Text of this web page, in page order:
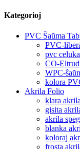
Kategorioj
PVC Ŝaŭma
PVC-
pvc
CO-
WPC-
kolora
Akrila Folio
klara
gisita
akrila
blanka
koloraj
frosta